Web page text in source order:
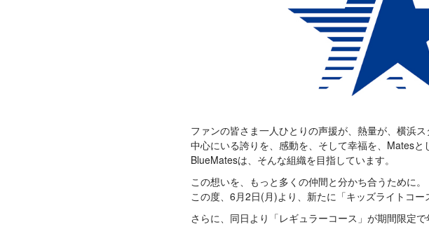
ファンの皆さま一人ひとりの声援が、熱量が、横浜
中心にいる誇りを、感動を、そして幸福を、Mates
BlueMatesは、そんな組織を目指しています。
この想いを、もっと多くの仲間と分かち合うために。
この度、6月2日(月)より、新たに「キッズライトコー
さらに、同日より「レギュラーコース」が期間限定